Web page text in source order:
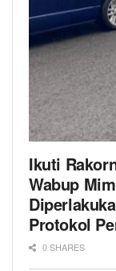
Ikuti
Wabup
Protokol
0 SHARES